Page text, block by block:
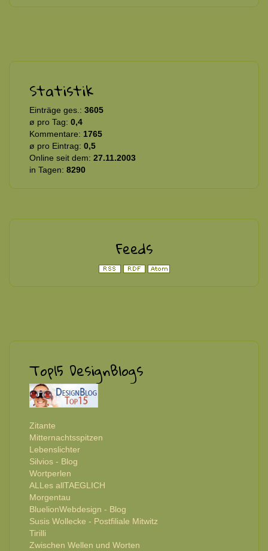
Statistik
Einträge ges.: 3605
ø pro Tag: 0,4
Kommentare: 1765
ø pro Eintrag: 0,5
Online seit dem: 27.11.2003
in Tagen: 8290
Feeds
Top15 DesignBlogs
Zitante
Mitternachtsspitzen
Lebenslichter
Silvios - Blog
Wortperlen
ALLes allTAEGLICH
Morgentau
BluelionWebdesign - Blog
Susis Wollecke - Postfiliale Mitwitz
Tirilli
Zwischen Wellen und Worten